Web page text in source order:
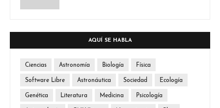
AQUÍ SE HABLA
Ciencias Astronomía Biología Física
Software Libre Astronáutica Sociedad Ecología
Genética Literatura Medicina Psicología